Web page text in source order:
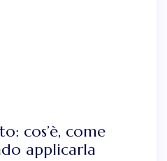
cos’è, come
applicarla